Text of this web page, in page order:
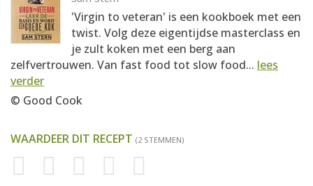
'Virgin to veteran' is een kookboek met een
twist. Volg deze eigentijdse masterclass en
je zult koken met een berg aan
zelfvertrouwen. Van fast food tot slow food... lees
verder
© Good Cook
WAARDEER DIT RECEPT (2 STEMMEN)